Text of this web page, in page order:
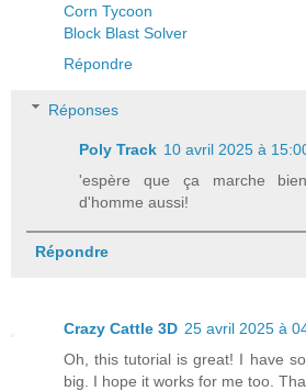
Corn Tycoon
Block Blast Solver
Répondre
Réponses
Poly Track 10 avril 2025 à
'espère que ça marche
d'homme aussi!
Répondre
Crazy Cattle 3D 25 avril 2025 à
Oh, this tutorial is great! I have
big. I hope it works for me too.